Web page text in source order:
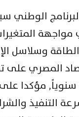
الوطني
وسلاسل
المصري على
تتجاوز 6% سنوياً,
التنفيذ